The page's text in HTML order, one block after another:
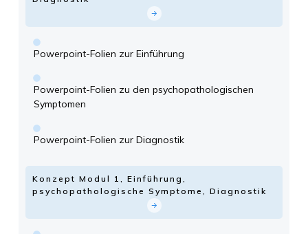
Powerpoint-Folien zur Einführung
Powerpoint-Folien zu den psychopathologischen
Symptomen
Powerpoint-Folien zur Diagnostik
Konzept Modul 1, Einführung,
psychopathologische Symptome, Diagnostik